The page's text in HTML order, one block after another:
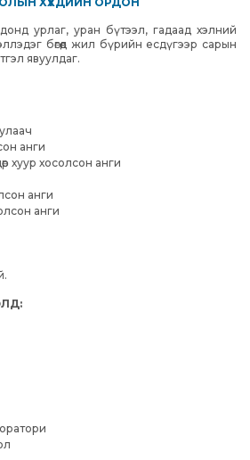
урлаг, уран бүтээл, гадаад хэлний
бөгөөд жил бүрийн есдүгээр сарын
явуулдаг.
анги
хуур хосолсон анги
анги
анги